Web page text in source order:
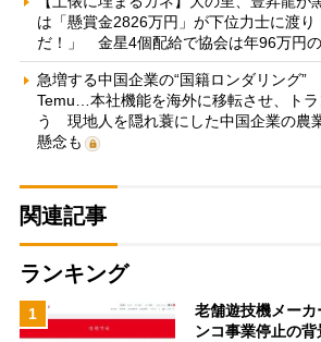
は「懸賞金2826万円」が下位力士に渡
だ！」 金星4個配給で協会は年96万円
急増する中国企業の“国籍ロンダリング”
Temu…本社機能を海外に移転させ、ト
う 現地人を隠れ蓑にした中国企業の農
懸念も
関連記事
ランキング
1
老舗遊技機メー
ンコ事業停止の